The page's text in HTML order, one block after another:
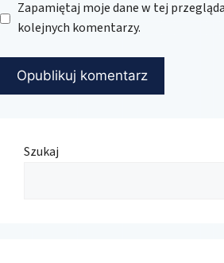
Zapamiętaj moje dane w tej
kolejnych komentarzy.
Szukaj